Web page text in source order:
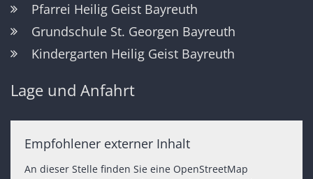
Pfarrei Heilig Geist Bayreuth
Grundschule St. Georgen Bayreuth
Kindergarten Heilig Geist Bayreuth
Lage und Anfahrt
Empfohlener externer Inhalt
An dieser Stelle finden Sie eine OpenStreetMap